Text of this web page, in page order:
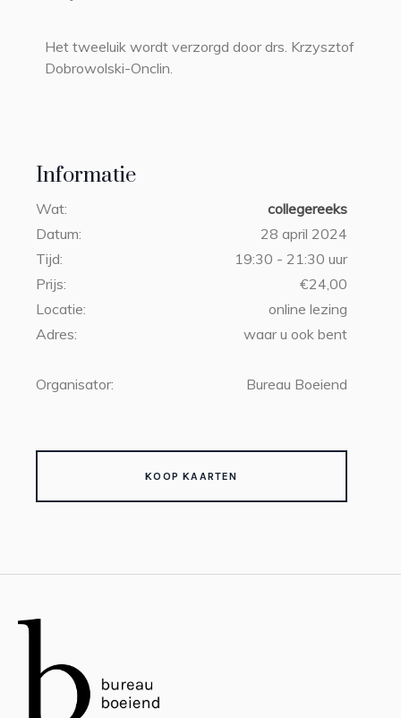
Informatie
Wat:
collegereeks
Datum:
28 april 2024
Tijd:
19:30 - 21:30 uur
Prijs:
€24,00
Locatie:
online lezing
Adres:
waar u ook bent
Organisator: Bureau Boeiend
KOOP KAARTEN
Het tweeluik wordt verzorgd door drs. Krzysztof
Dobrowolski-Onclin.